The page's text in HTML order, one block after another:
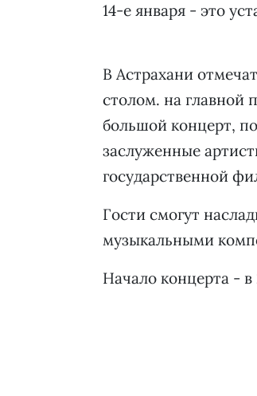
14-е января - это
В Астрахани
столом. на главной
большой концерт,
заслуженные
государственной
Гости смогут
музыкальными
Начало концерта - в